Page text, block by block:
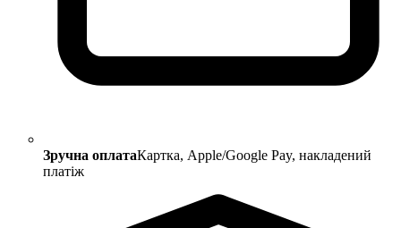
Зручна оплатаКартка, Apple/Google Pay, накладений
платіж